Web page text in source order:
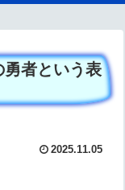
勇者という表
2025.11.05